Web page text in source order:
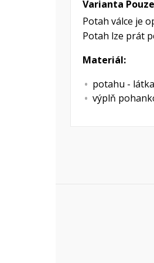
Varianta
Potah válce je
Potah lze prát
Materiál:
potahu -
výplň